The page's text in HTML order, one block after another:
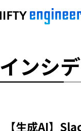
インシ
【生成AI】